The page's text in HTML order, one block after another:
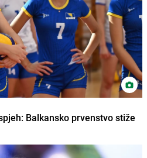
Balkansko prvenstvo stiže